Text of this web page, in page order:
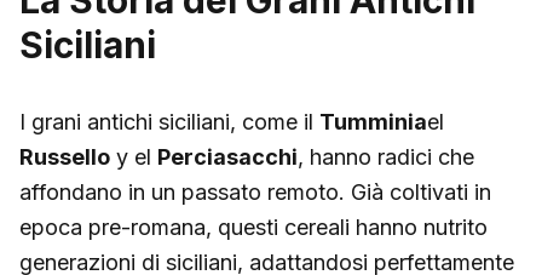
Siciliani
I grani antichi siciliani, come il Tumminiael
Russello y el Perciasacchi, hanno radici che
affondano in un passato remoto. Già coltivati in
epoca pre-romana, questi cereali hanno nutrito
generazioni di siciliani, adattandosi perfettamente